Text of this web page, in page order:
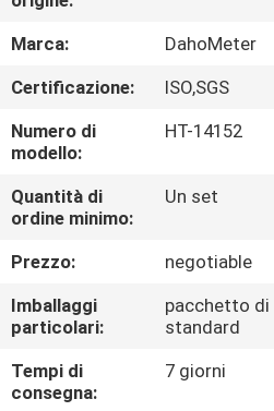
GIRO
DELLA
FABBRICA
CONTROLLO
DI
QUALITÀ
CONTATTICI
Marca:
DahoMeter
Certificazione:
ISO,SGS
Numero di
modello:
HT-14152
Quantità di
ordine minimo:
Un set
Prezzo:
negotiable
Imballaggi
particolari:
pacchetto di
standard
Tempi di
consegna:
7 giorni